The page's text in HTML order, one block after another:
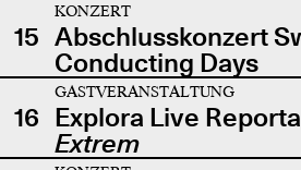
15
KONZERT
Abschlusskonzert
Conducting Days
16
GASTVERANSTALTUNG
Explora Live
Extrem